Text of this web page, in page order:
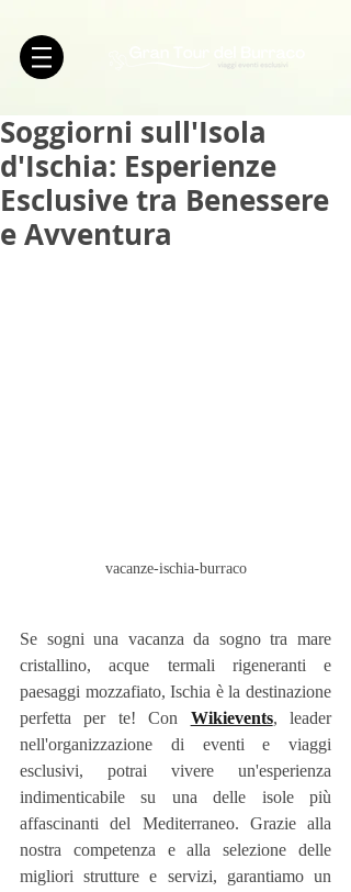
Soggiorni sull'Isola
d'Ischia: Esperienze
Esclusive tra Benessere
e Avventura
vacanze-ischia-burraco
Se sogni una vacanza da sogno tra mare
cristallino, acque termali rigeneranti e
paesaggi mozzafiato, Ischia è la destinazione
perfetta per te! Con
Wikievents, leader
nell'organizzazione di eventi e viaggi
esclusivi, potrai vivere un'esperienza
indimenticabile su una delle isole più
affascinanti del Mediterraneo. Grazie alla
nostra competenza e alla selezione delle
migliori strutture e servizi, garantiamo un